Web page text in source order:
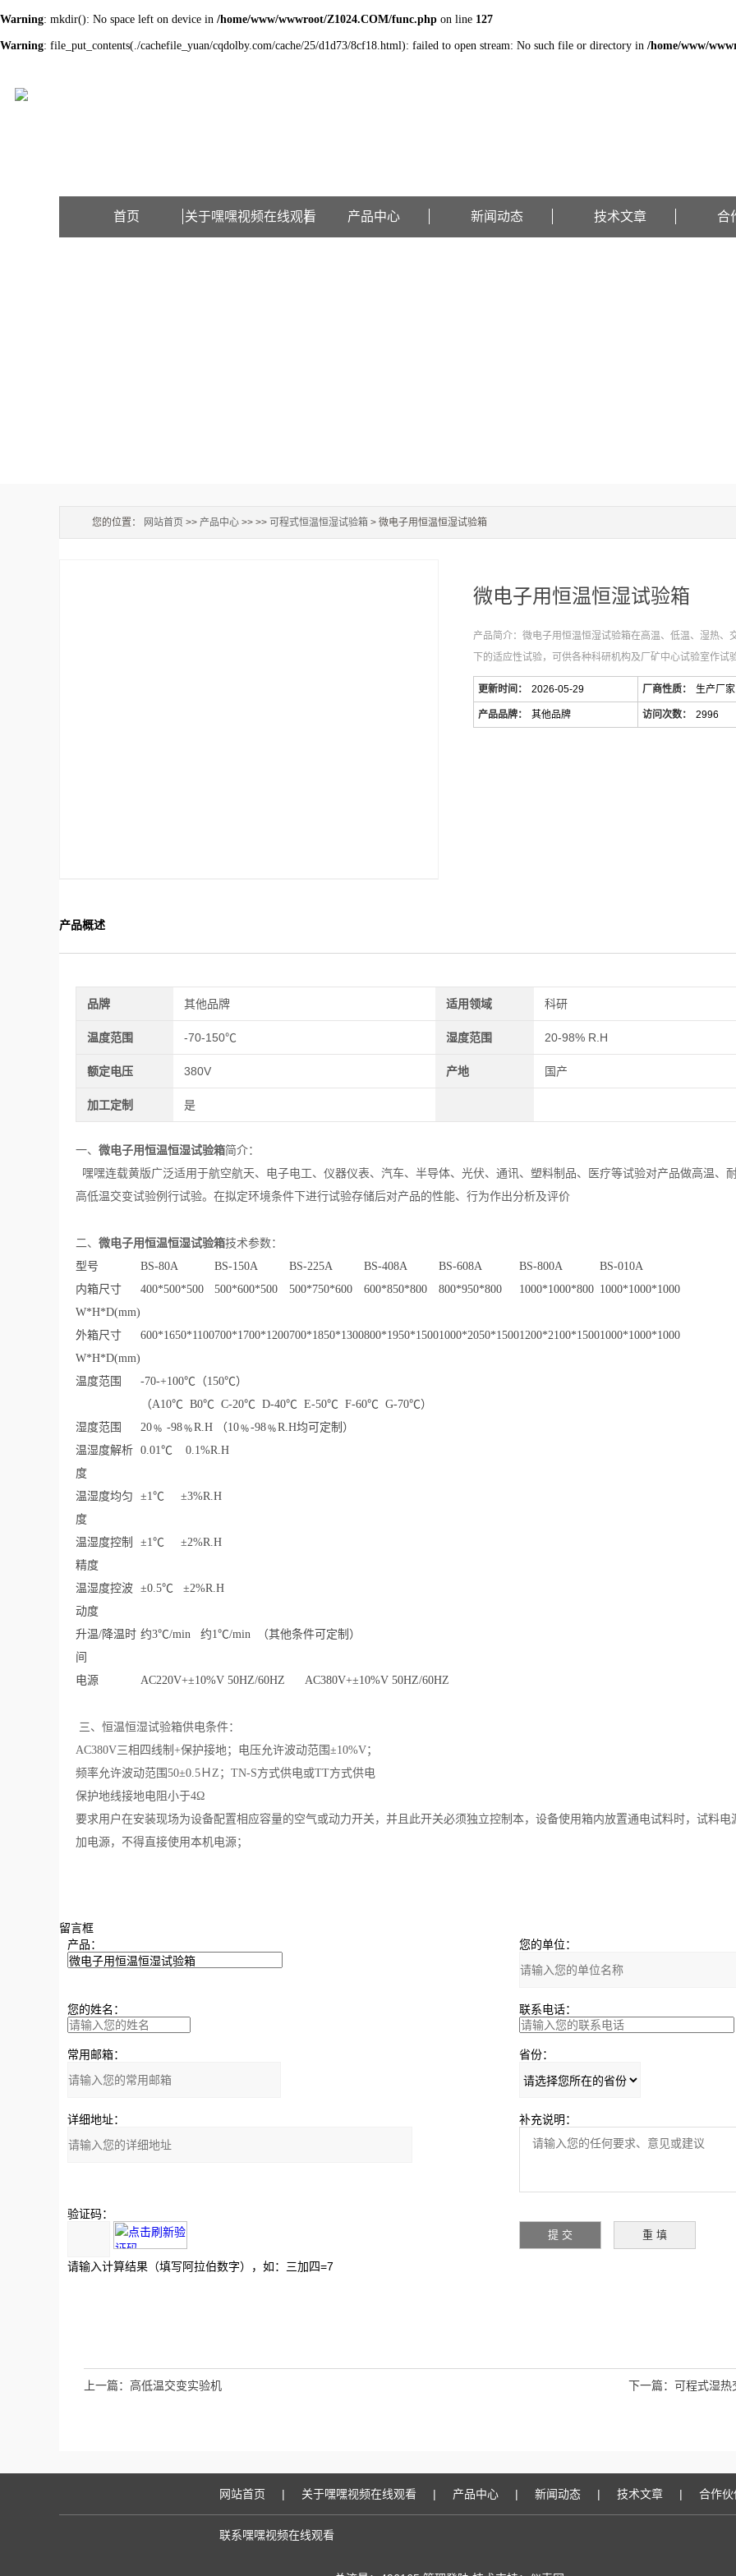
Warning: mkdir(): No space left on device in /home/www/wwwroot/Z1024.COM/func.php on line 127
Warning: file_put_contents(./cachefile_yuan/cqdolby.com/cache/25/d1d73/8cf18.html): failed to open stream: No such file or directory in /home/www/
首页 关于嘿嘿视频在线观看 产品中心 新闻动态 技术文章 合
您的位置： 网站首页 >> 产品中心 >> >> 可程式恒温恒湿试验箱 > 微电子用恒温恒湿试验箱
微电子用恒温恒湿试验箱
产品简介：微电子用恒温恒湿试验箱在高温、低温、湿热、
下的适应性试验，可供各种科研机构及厂矿中心试验室作试
更新时间： 2026-05-29 厂商性质： 生产厂家
产品品牌： 其他品牌 访问次数： 2996
产品概述
品牌 其他品牌 适用领域 科研
温度范围 -70-150℃ 湿度范围 20-98% R.H
额定电压 380V 产地 国产
加工定制 是
一、 微电子用恒温恒湿试验箱简介：
嘿嘿连载黄版广泛适用于航空航天、电子电工、仪器仪表、汽车、半导体、光伏、通讯、塑料制品、医疗等试验对产品做高温、耐
高低温交变试验例行试验。在拟定环境条件下进行试验存储后对产品的性能、行为作出分析及评价
二、 微电子用恒温恒湿试验箱技术参数：
型号
BS-80A BS-150A BS-225A BS-408A BS-608A BS-800A
BS-010A
内箱尺寸
W*H*D(mm)
400*500*500 500*600*500 500*750*600 600*850*800 800*950*800 1000*1000*800 1000*1000*1000
外箱尺寸
W*H*D(mm)
600*1650*1100700*1700*1200700*1850*1300800*1950*15001000*2050*15001200*2100*15001000*1000*1000
温度范围
-70-+100℃（150℃）
（A10℃ B0℃ C-20℃ D-40℃ E-50℃ F-60℃ G-70℃）
湿度范围
20﹪ -98﹪R.H （10﹪-98﹪R.H均可定制）
温湿度解析
度
0.01℃ 0.1%R.H
温湿度均匀
度
±1℃ ±3%R.H
温湿度控制
精度
±1℃ ±2%R.H
温湿度控波
动度
±0.5℃ ±2%R.H
升温/降温时
间
约3℃/min 约1℃/min （其他条件可定制）
电源 AC220V+±10%V 50HZ/60HZ AC380V+±10%V 50HZ/60HZ
三、恒温恒湿试验箱供电条件：
AC380V三相四线制+保护接地；电压允许波动范围±10%V；
频率允许波动范围50±0.5ＨZ；TN-S方式供电或TT方式供电
保护地线接地电阻小于4Ω
要求用户在安装现场为设备配置相应容量的空气或动力开关，并且此开关必须独立控制本，设备使用箱内放置通电试料时，试料电
加电源，不得直接使用本机电源；
留言框
产品：
您的单位：
您的姓名： 联系电话：
常用邮箱： 省份：
详细地址： 补充说明：
验证码：
请输入计算结果（填写阿拉伯数字），如：三加四=7
上一篇： 高低温交变实验机 下一篇： 可程式湿热
网站首页 | 关于嘿嘿视频在线观看 | 产品中心 | 新闻动态 | 技术文章 | 合作伙
联系嘿嘿视频在线观看